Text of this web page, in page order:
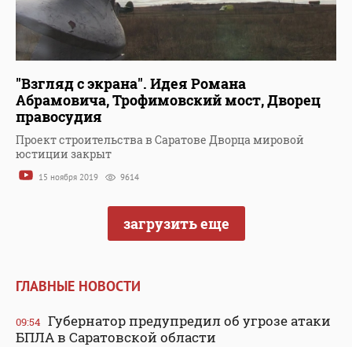
"Взгляд с экрана". Идея Романа
Абрамовича, Трофимовский мост, Дворец
правосудия
Проект строительства в Саратове Дворца мировой
юстиции закрыт
15 ноября 2019 9614
загрузить еще
ГЛАВНЫЕ НОВОСТИ
09:54 Губернатор предупредил об угрозе атаки
БПЛА в Саратовской области